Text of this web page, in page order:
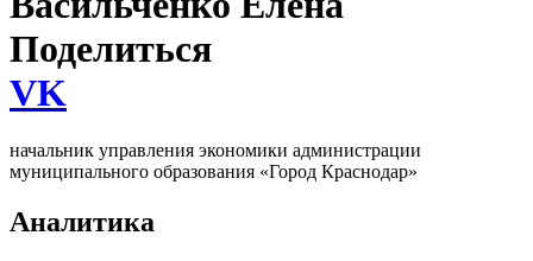
Поделиться
VK
начальник управления экономики администрации
муниципального образования «Город Краснодар»
Аналитика